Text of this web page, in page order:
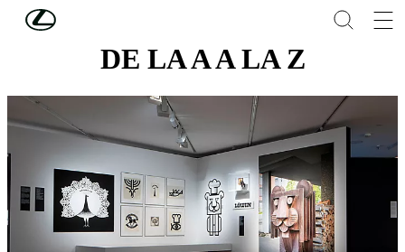
Skip to Main Content
DE LA A A LA Z